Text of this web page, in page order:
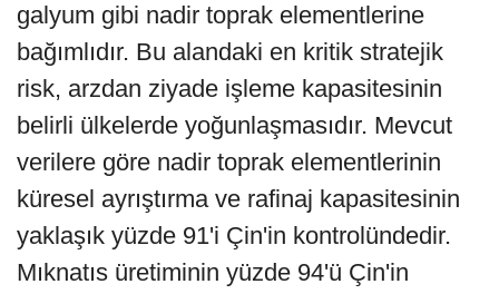
galyum gibi nadir toprak elementlerine
bağımlıdır. Bu alandaki en kritik stratejik
risk, arzdan ziyade işleme kapasitesinin
belirli ülkelerde yoğunlaşmasıdır. Mevcut
verilere göre nadir toprak elementlerinin
küresel ayrıştırma ve rafinaj kapasitesinin
yaklaşık yüzde 91'i Çin'in kontrolündedir.
Mıknatıs üretiminin yüzde 94'ü Çin'in